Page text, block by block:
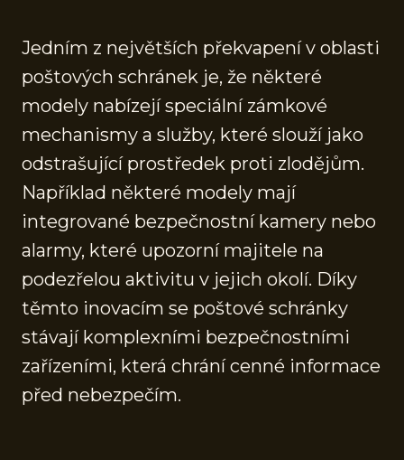
Jedním z největších překvapení v oblasti
poštových schránek je, že některé
modely nabízejí speciální zámkové
mechanismy a služby, které slouží jako
odstrašující prostředek proti zlodějům.
Například některé modely mají
integrované bezpečnostní kamery nebo
alarmy, které upozorní majitele na
podezřelou aktivitu v jejich okolí. Díky
těmto inovacím se poštové schránky
stávají komplexními bezpečnostními
zařízeními, která chrání cenné informace
před nebezpečím.